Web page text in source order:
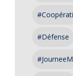
#Défense